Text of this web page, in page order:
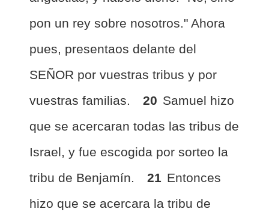
pon un rey sobre nosotros." Ahora
pues, presentaos delante del
SEÑOR por vuestras tribus y por
vuestras familias.
20 Samuel hizo
que se acercaran todas las tribus de
Israel, y fue escogida por sorteo la
tribu de Benjamín.
21 Entonces
hizo que se acercara la tribu de